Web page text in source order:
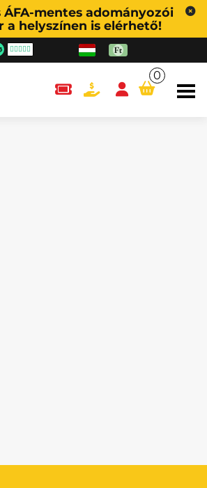
mentes adományozói
a helyszínen is elérhető!
content.cart
0